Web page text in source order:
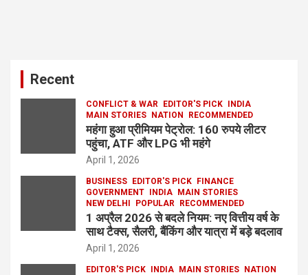
Recent
CONFLICT & WAR EDITOR'S PICK
INDIA
MAIN STORIES
NATION RECOMMENDED
महंगा हुआ प्रीमियम पेट्रोल: 160 रुपये लीटर
पहुंचा, ATF और LPG भी महंगे
April 1, 2026
BUSINESS EDITOR'S PICK
FINANCE
GOVERNMENT
INDIA
MAIN STORIES
NEW DELHI
POPULAR RECOMMENDED
1 अप्रैल 2026 से बदले नियम: नए वित्तीय वर्ष के
साथ टैक्स, सैलरी, बैंकिंग और यात्रा में बड़े बदलाव
April 1, 2026
EDITOR'S PICK INDIA MAIN STORIES
NATION